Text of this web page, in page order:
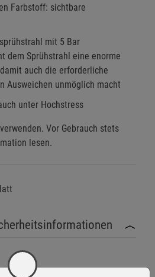
Farbstoff: sichtbare
mit 5 Bar
dem Sprühstrahl eine enorme
auch die erforderliche
Ausweichen unmöglich macht
unter Hochstress
Vor Gebrauch stets
lesen.